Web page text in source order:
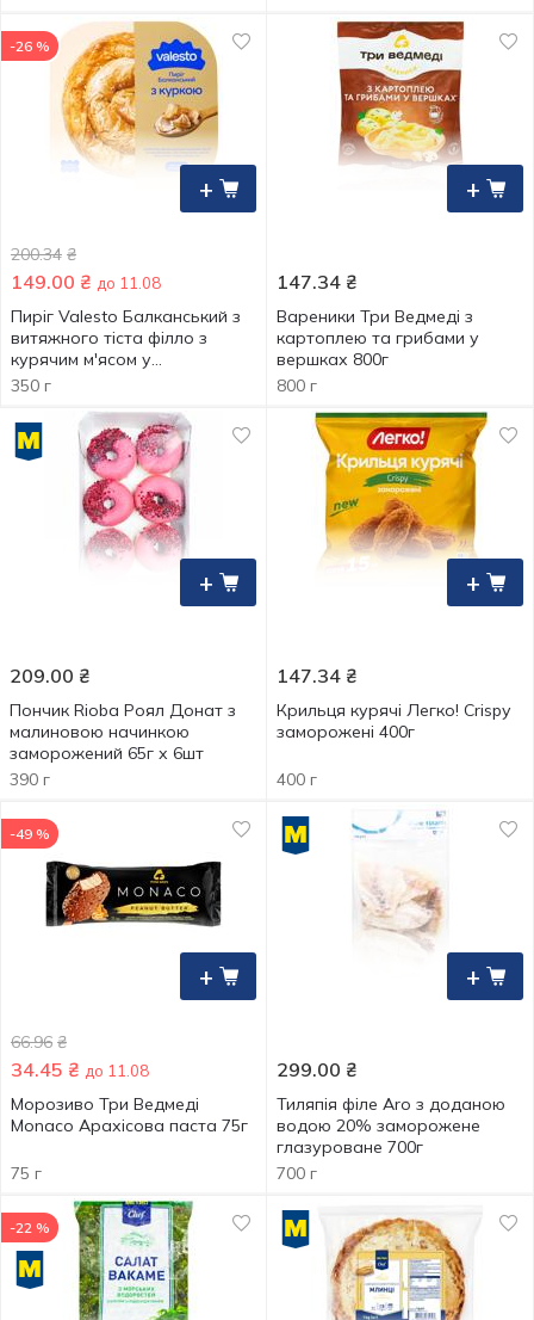
+
-26 %
200.34 ₴
149.00 ₴ до 11.08
Пиріг Valesto Балканський з
витяжного тіста філло з
курячим м'ясом у
вершковому соусі
350 г
+
147.34 ₴
Вареники Три Ведмеді з
картоплею та грибами у
вершках 800г
800 г
+
209.00 ₴
Пончик Rioba Роял Донат з
малиновою начинкою
заморожений 65г х 6шт
390 г
+
147.34 ₴
Крильця курячі Легко! Crispу
заморожені 400г
400 г
+
-49 %
66.96 ₴
34.45 ₴ до 11.08
Морозиво Три Ведмеді
Monaco Арахісова паста 75г
75 г
+
299.00 ₴
Тиляпія філе Aro з доданою
водою 20% заморожене
глазуроване 700г
700 г
-22 %